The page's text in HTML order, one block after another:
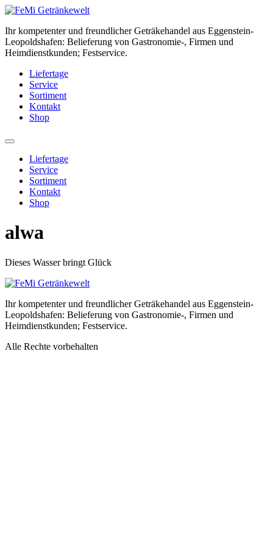
Zum
springen
Ihr kompetenter und freundlicher Geträkehandel aus Eggenstein-
Leopoldshafen: Belieferung von Gastronomie-, Firmen und
Heimdienstkunden; Festservice.
Liefertage
Service
Sortiment
Kontakt
Shop
Liefertage
Service
Sortiment
Kontakt
Shop
alwa
Dieses Wasser bringt Glück
Ihr kompetenter und freundlicher Geträkehandel aus Eggenstein-
Leopoldshafen: Belieferung von Gastronomie-, Firmen und
Heimdienstkunden; Festservice.
Alle Rechte vorbehalten